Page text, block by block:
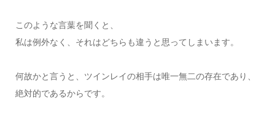
このような言葉を聞くと、
私は例外なく、それはどちらも違うと思ってしまいます。
何故かと言うと、ツインレイの相手は唯一無二の存在であり、
絶対的であるからです。